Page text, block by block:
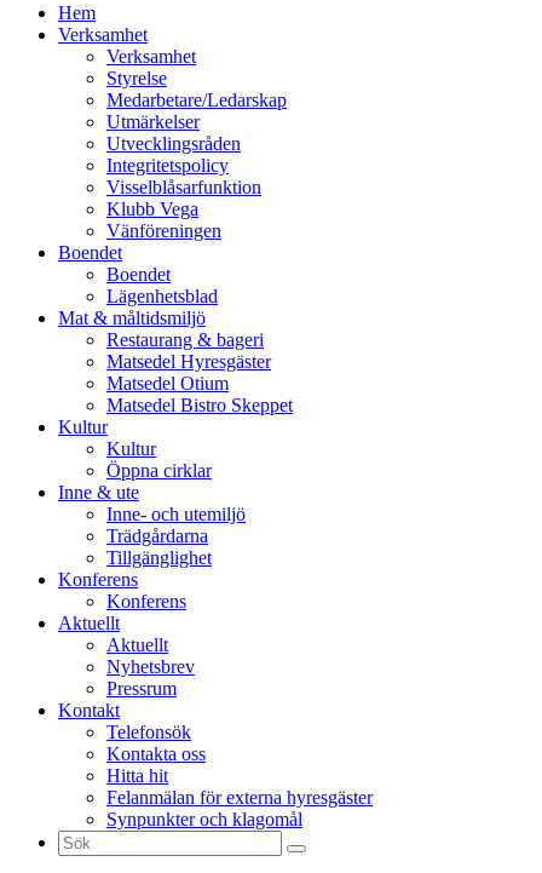
vidare
Hem
Verksamhet
Verksamhet
Styrelse
Medarbetare/Ledarskap
Utmärkelser
Utvecklingsråden
Integritetspolicy
Visselblåsarfunktion
Klubb Vega
Vänföreningen
Boendet
Boendet
Lägenhetsblad
Mat & måltidsmiljö
Restaurang & bageri
Matsedel Hyresgäster
Matsedel Otium
Matsedel Bistro Skeppet
Kultur
Kultur
Öppna cirklar
Inne & ute
Inne- och utemiljö
Trädgårdarna
Tillgänglighet
Konferens
Konferens
Aktuellt
Aktuellt
Nyhetsbrev
Pressrum
Kontakt
Telefonsök
Kontakta oss
Hitta hit
Felanmälan för externa hyresgäster
Synpunkter och klagomål
Sök
efter: